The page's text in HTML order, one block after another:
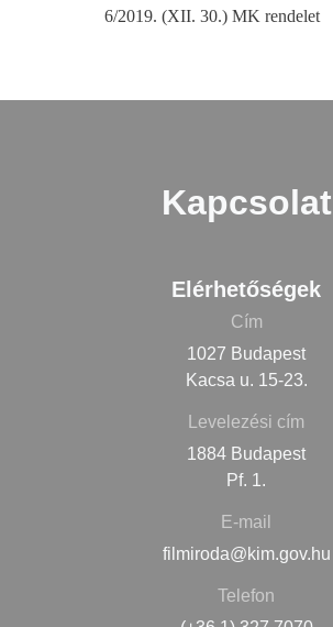
6/2019. (XII. 30.) MK rendelet
Kapcsolat
Elérhetőségek
Cím
1027 Budapest
Kacsa u. 15-23.
Levelezési cím
1884 Budapest
Pf. 1.
E-mail
filmiroda@kim.gov.hu
Telefon